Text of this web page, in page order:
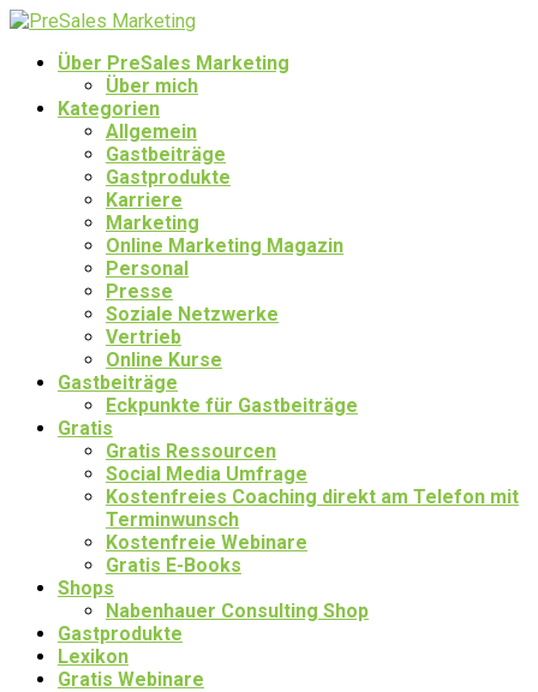
Über PreSales Marketing
Über mich
Kategorien
Allgemein
Gastbeiträge
Gastprodukte
Karriere
Marketing
Online Marketing Magazin
Personal
Presse
Soziale Netzwerke
Vertrieb
Online Kurse
Gastbeiträge
Eckpunkte für Gastbeiträge
Gratis
Gratis Ressourcen
Social Media Umfrage
Kostenfreies Coaching direkt am Telefon mit
Terminwunsch
Kostenfreie Webinare
Gratis E-Books
Shops
Nabenhauer Consulting Shop
Gastprodukte
Lexikon
Gratis Webinare